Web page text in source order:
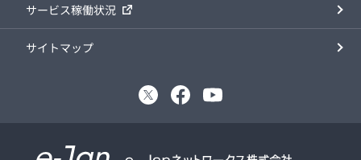
サービス稼働状況
サイトマップ